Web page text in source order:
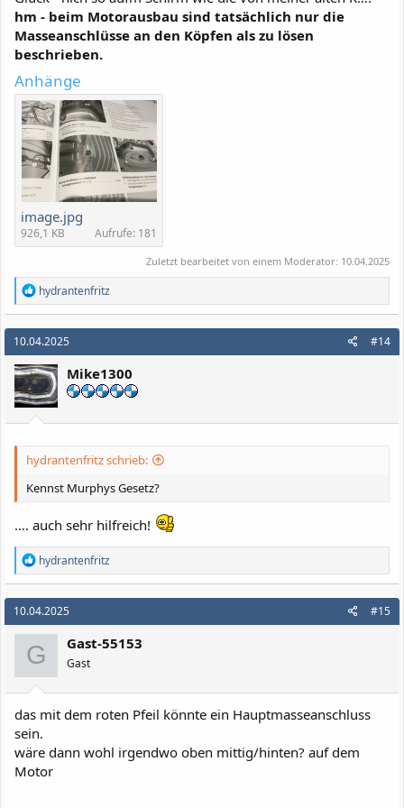
hm - beim Motorausbau sind tatsächlich nur die
Masseanschlüsse an den Köpfen als zu lösen
beschrieben.
Anhänge
image.jpg
926,1 KB Aufrufe: 181
Zuletzt bearbeitet von einem Moderator: 10.04.2025
R
e
a
k
t
i
o
n
e
n
hydrantenfritz
10.04.2025 #14
Mike1300
hydrantenfritz schrieb:
Kennst Murphys Gesetz?
…. auch sehr hilfreich!
R
e
a
k
t
i
o
n
e
n
hydrantenfritz
10.04.2025 #15
G Gast-55153
Gast
das mit dem roten Pfeil könnte ein Hauptmasseanschluss
sein.
wäre dann wohl irgendwo oben mittig/hinten? auf dem
Motor